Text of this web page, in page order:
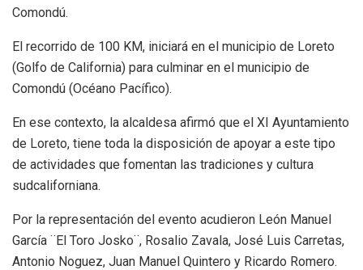
Comondú.
El recorrido de 100 KM, iniciará en el municipio de Loreto
(Golfo de California) para culminar en el municipio de
Comondú (Océano Pacífico).
En ese contexto, la alcaldesa afirmó que el XI Ayuntamiento
de Loreto, tiene toda la disposición de apoyar a este tipo
de actividades que fomentan las tradiciones y cultura
sudcaliforniana.
Por la representación del evento acudieron León Manuel
García ¨El Toro Josko¨, Rosalio Zavala, José Luis Carretas,
Antonio Noguez, Juan Manuel Quintero y Ricardo Romero.